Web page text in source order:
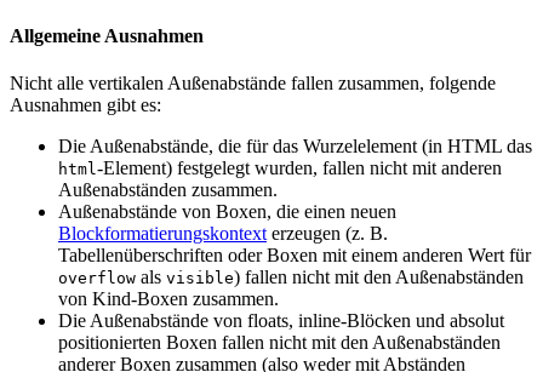
Allgemeine Ausnahmen
Nicht alle vertikalen Außenabstände fallen zusammen, folgende
Ausnahmen gibt es:
Die Außenabstände, die für das Wurzelelement (in HTML das
html-Element) festgelegt wurden, fallen nicht mit anderen
Außenabständen zusammen.
Außenabstände von Boxen, die einen neuen
Blockformatierungskontext erzeugen (z. B.
Tabellenüberschriften oder Boxen mit einem anderen Wert für
overflow als visible) fallen nicht mit den Außenabständen
von Kind-Boxen zusammen.
Die Außenabstände von floats, inline-Blöcken und absolut
positionierten Boxen fallen nicht mit den Außenabständen
anderer Boxen zusammen (also weder mit Abständen